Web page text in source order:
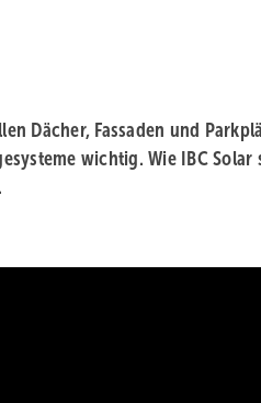
Dächer, Fassaden und
wichtig. Wie IBC